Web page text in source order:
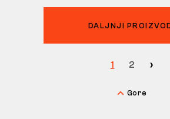
DALJNJI
1 2
Gore